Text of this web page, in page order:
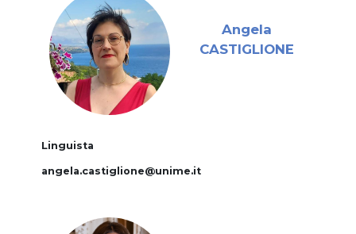
Angela
CASTIGLIONE
Linguista
angela.castiglione@unime.it